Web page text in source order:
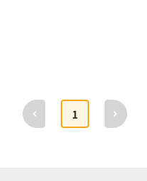
前へ
1
次へ
トヨダプロダク
ツ クロスパー